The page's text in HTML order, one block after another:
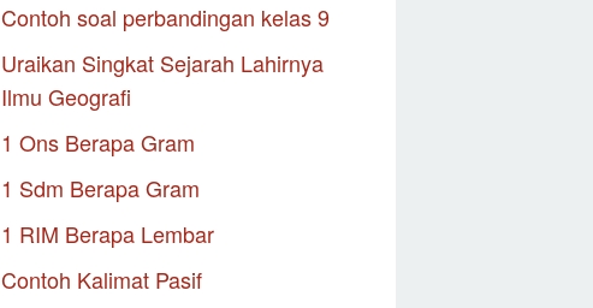
Contoh soal perbandingan kelas 9
Uraikan Singkat Sejarah Lahirnya
Ilmu Geografi
1 Ons Berapa Gram
1 Sdm Berapa Gram
1 RIM Berapa Lembar
Contoh Kalimat Pasif